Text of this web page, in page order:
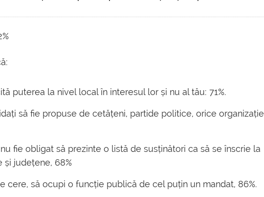
puterea la nivel local în interesul lor și nu al tău: 71%.
să fie propuse de cetățeni, partide politice, orice organizație
fie obligat să prezinte o listă de susținători ca să se înscrie la
județene, 68%
cere, să ocupi o funcție publică de cel puțin un mandat, 86%.